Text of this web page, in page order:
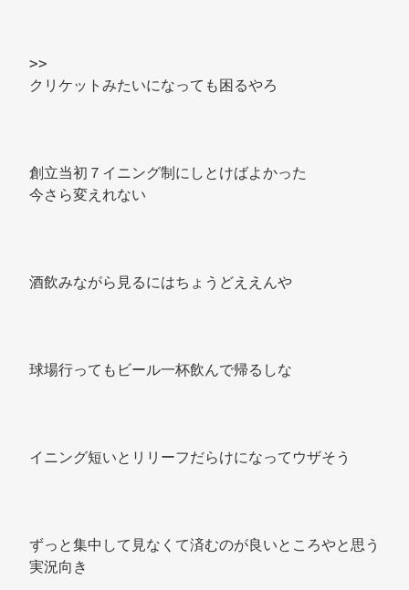
>>
クリケットみたいになっても困るやろ
創立当初７イニング制にしとけばよかった
今さら変えれない
酒飲みながら見るにはちょうどええんや
球場行ってもビール一杯飲んで帰るしな
イニング短いとリリーフだらけになってウザそう
実況向き